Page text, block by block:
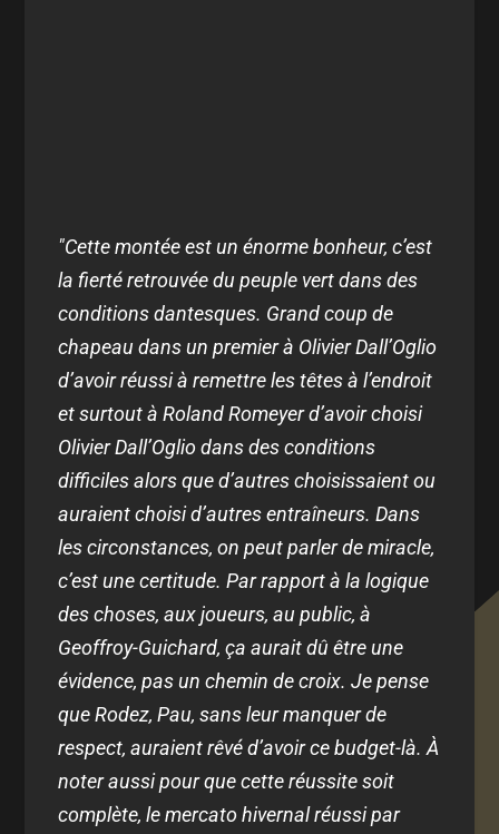
"Cette montée est un énorme bonheur, c’est
la fierté retrouvée du peuple vert dans des
conditions dantesques. Grand coup de
chapeau dans un premier à Olivier Dall’Oglio
d’avoir réussi à remettre les têtes à l’endroit
et surtout à Roland Romeyer d’avoir choisi
Olivier Dall’Oglio dans des conditions
difficiles alors que d’autres choisissaient ou
auraient choisi d’autres entraîneurs. Dans
les circonstances, on peut parler de miracle,
c’est une certitude. Par rapport à la logique
des choses, aux joueurs, au public, à
Geoffroy-Guichard, ça aurait dû être une
évidence, pas un chemin de croix. Je pense
que Rodez, Pau, sans leur manquer de
respect, auraient rêvé d’avoir ce budget-là. À
noter aussi pour que cette réussite soit
complète, le mercato hivernal réussi par